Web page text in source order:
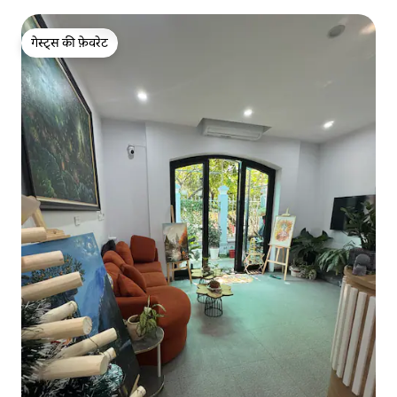
गेस्ट्स की फ़ेवरेट
गेस्ट्स की फ़ेवरेट